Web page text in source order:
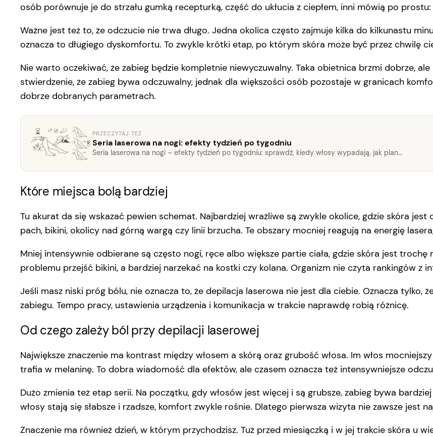
osób porównuje je do strzału gumką recepturką, część do ukłucia z ciepłem, inni mówią po prostu:
Ważne jest też to, że odczucie nie trwa długo. Jedna okolica często zajmuje kilka do kilkunastu
oznacza to długiego dyskomfortu. To zwykle krótki etap, po którym skóra może być przez chwilę
Nie warto oczekiwać, że zabieg będzie kompletnie niewyczuwalny. Taka obietnica brzmi dobrze,
stwierdzenie, że zabieg bywa odczuwalny, jednak dla większości osób pozostaje w granicach
dobrze dobranych parametrach.
PRZECZYTAJ TEŻ
Seria laserowa na nogi: efekty tydzień po tygodniu
Seria laserowa na nogi – efekty tydzień po tygodniu: sprawdź, kiedy włosy wypadają, jak plan…
Które miejsca bolą bardziej
Tu akurat da się wskazać pewien schemat. Najbardziej wrażliwe są zwykle okolice, gdzie skóra
pach, bikini, okolicy nad górną wargą czy linii brzucha. Te obszary mocniej reagują na energię
Mniej intensywnie odbierane są często nogi, ręce albo większe partie ciała, gdzie skóra jest trochę
problemu przejść bikini, a bardziej narzekać na kostki czy kolana. Organizm nie czyta rankingów z
Jeśli masz niski próg bólu, nie oznacza to, że depilacja laserowa nie jest dla ciebie. Oznacza tylko,
zabiegu. Tempo pracy, ustawienia urządzenia i komunikacja w trakcie naprawdę robią różnicę.
Od czego zależy ból przy depilacji laserowej
Największe znaczenie ma kontrast między włosem a skórą oraz grubość włosa. Im włos
trafia w melaninę. To dobra wiadomość dla efektów, ale czasem oznacza też intensywniejsze
Dużo zmienia też etap serii. Na początku, gdy włosów jest więcej i są grubsze, zabieg bywa
włosy stają się słabsze i rzadsze, komfort zwykle rośnie. Dlatego pierwsza wizyta nie zawsze jest
Znaczenie ma również dzień, w którym przychodzisz. Tuż przed miesiączką i w jej trakcie skóra u